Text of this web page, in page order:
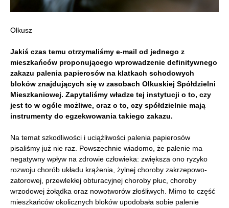
Olkusz
Jakiś czas temu otrzymaliśmy e-mail od jednego z
mieszkańców proponującego wprowadzenie definitywnego
zakazu palenia papierosów na klatkach schodowych
bloków znajdujących się w zasobach Olkuskiej Spółdzielni
Mieszkaniowej. Zapytaliśmy władze tej instytucji o to, czy
jest to w ogóle możliwe, oraz o to, czy spółdzielnie mają
instrumenty do egzekwowania takiego zakazu.
Na temat szkodliwości i uciążliwości palenia papierosów
pisaliśmy już nie raz. Powszechnie wiadomo, że palenie ma
negatywny wpływ na zdrowie człowieka: zwiększa ono ryzyko
rozwoju chorób układu krążenia, żylnej choroby zakrzepowo-
zatorowej, przewlekłej obturacyjnej choroby płuc, choroby
wrzodowej żołądka oraz nowotworów złośliwych. Mimo to część
mieszkańców okolicznych bloków upodobała sobie palenie